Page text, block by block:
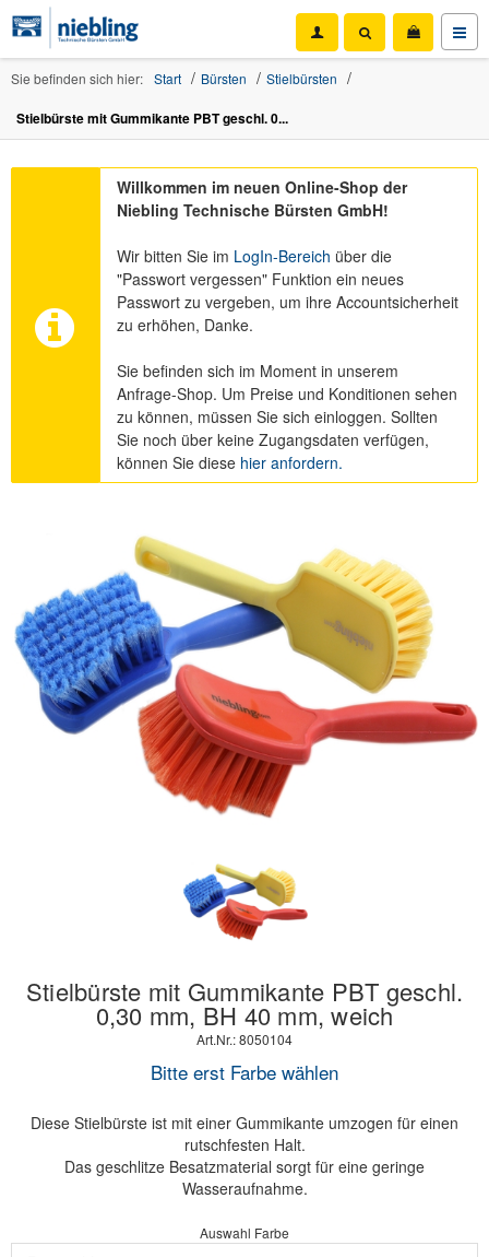
Sie befinden sich hier: Start Bürsten Stielbürsten
Stielbürste mit Gummikante PBT geschl. 0...
Willkommen im neuen Online-Shop der
Niebling Technische Bürsten GmbH!
Wir bitten Sie im LogIn-Bereich über die
"Passwort vergessen" Funktion ein neues
Passwort zu vergeben, um ihre Accountsicherheit
zu erhöhen, Danke.
Sie befinden sich im Moment in unserem
Anfrage-Shop. Um Preise und Konditionen sehen
zu können, müssen Sie sich einloggen. Sollten
Sie noch über keine Zugangsdaten verfügen,
können Sie diese hier anfordern.
Stielbürste mit Gummikante PBT geschl.
0,30 mm, BH 40 mm, weich
Art.Nr.: 8050104
Bitte erst Farbe wählen
Diese Stielbürste ist mit einer Gummikante umzogen für einen
rutschfesten Halt.
Das geschlitze Besatzmaterial sorgt für eine geringe
Wasseraufnahme.
Auswahl Farbe